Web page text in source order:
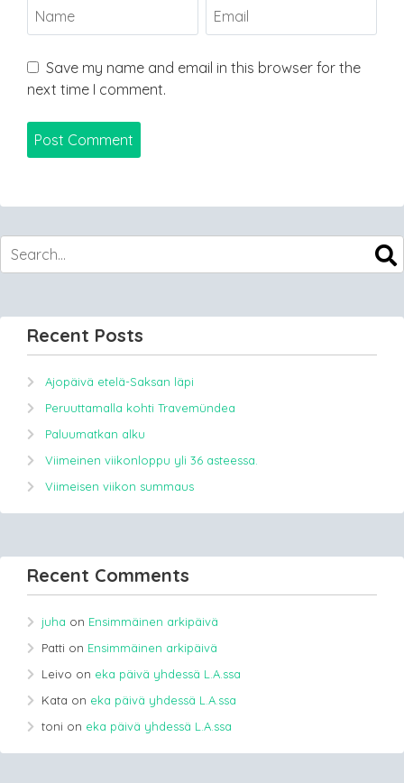
Save my name and email in this browser for the
next time I comment.
Recent Posts
Ajopäivä etelä-Saksan läpi
Peruuttamalla kohti Travemündea
Paluumatkan alku
Viimeinen viikonloppu yli 36 asteessa.
Viimeisen viikon summaus
Recent Comments
juha on Ensimmäinen arkipäivä
Patti on Ensimmäinen arkipäivä
Leivo on eka päivä yhdessä L.A.ssa
Kata on eka päivä yhdessä L.A.ssa
toni on eka päivä yhdessä L.A.ssa